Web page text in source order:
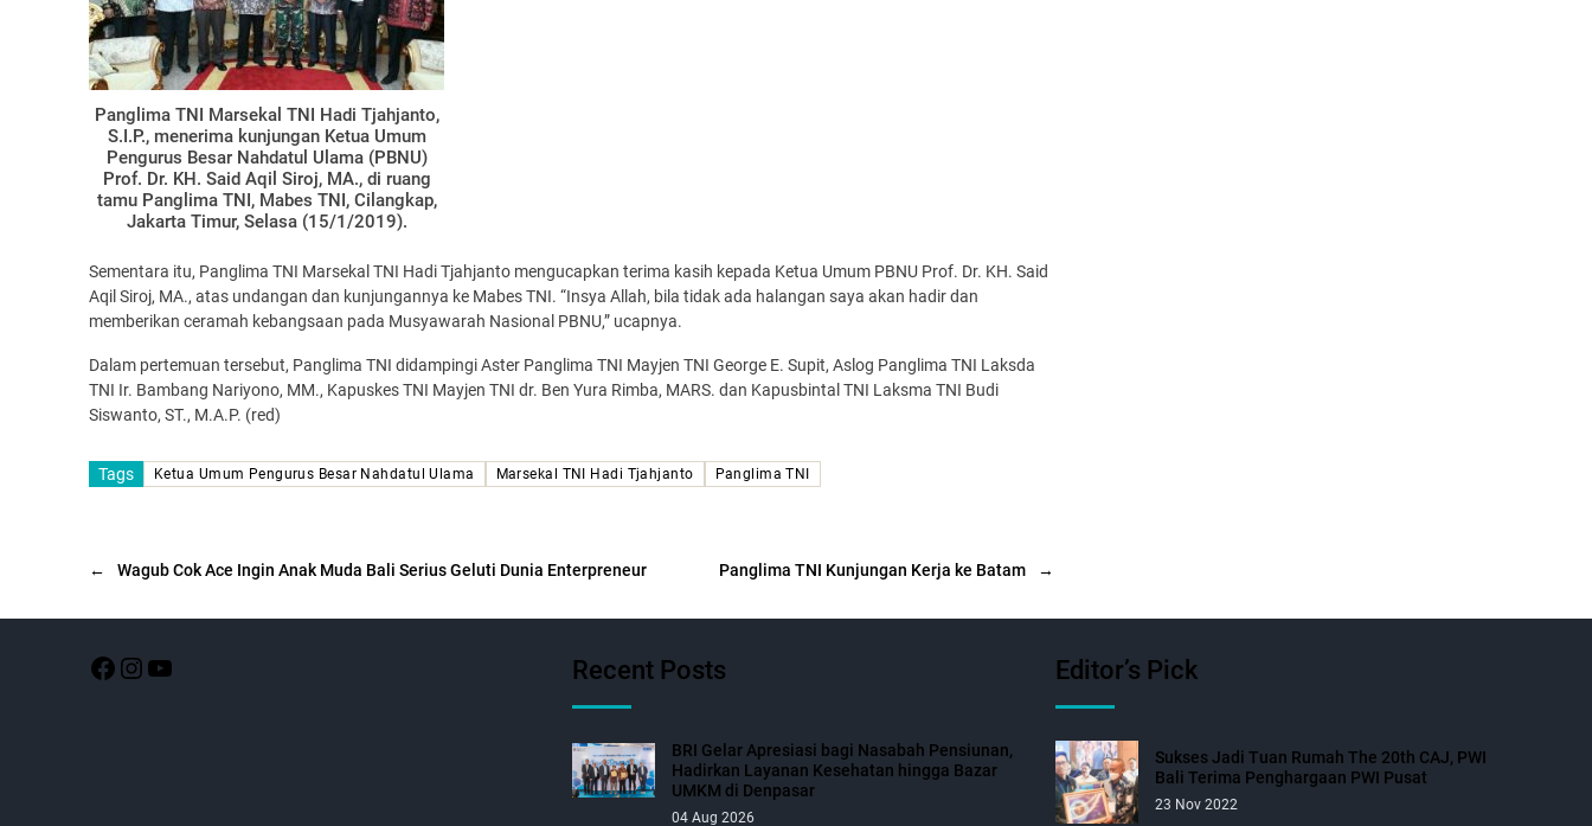
Panglima TNI Marsekal TNI Hadi Tjahjanto,
S.I.P., menerima kunjungan Ketua Umum
Pengurus Besar Nahdatul Ulama (PBNU)
Prof. Dr. KH. Said Aqil Siroj, MA., di ruang
tamu Panglima TNI, Mabes TNI, Cilangkap,
Jakarta Timur, Selasa (15/1/2019).
Sementara itu, Panglima TNI Marsekal TNI Hadi Tjahjanto mengucapkan terima kasih kepada Ketua Umum PBNU Prof. Dr. KH. Said
Aqil Siroj, MA., atas undangan dan kunjungannya ke Mabes TNI. “Insya Allah, bila tidak ada halangan saya akan hadir dan
memberikan ceramah kebangsaan pada Musyawarah Nasional PBNU,” ucapnya.
Dalam pertemuan tersebut, Panglima TNI didampingi Aster Panglima TNI Mayjen TNI George E. Supit, Aslog Panglima TNI Laksda
TNI Ir. Bambang Nariyono, MM., Kapuskes TNI Mayjen TNI dr. Ben Yura Rimba, MARS. dan Kapusbintal TNI Laksma TNI Budi
Siswanto, ST., M.A.P. (red)
Tags Ketua Umum Pengurus Besar Nahdatul Ulama Marsekal TNI Hadi Tjahjanto Panglima TNI
← Wagub Cok Ace Ingin Anak Muda Bali Serius Geluti Dunia Enterpreneur →
Panglima TNI Kunjungan Kerja ke Batam
Recent Posts
BRI Gelar Apresiasi bagi Nasabah Pensiunan,
Hadirkan Layanan Kesehatan hingga Bazar
UMKM di Denpasar
04 Aug 2026
Editor’s Pick
Sukses Jadi Tuan Rumah The 20th CAJ, PWI
Bali Terima Penghargaan PWI Pusat
23 Nov 2022